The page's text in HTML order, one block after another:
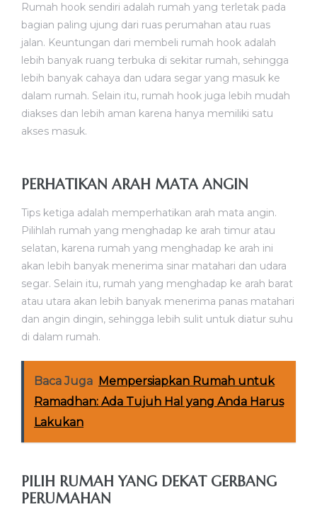
Rumah hook sendiri adalah rumah yang terletak pada
bagian paling ujung dari ruas perumahan atau ruas
jalan. Keuntungan dari membeli rumah hook adalah
lebih banyak ruang terbuka di sekitar rumah, sehingga
lebih banyak cahaya dan udara segar yang masuk ke
dalam rumah. Selain itu, rumah hook juga lebih mudah
diakses dan lebih aman karena hanya memiliki satu
akses masuk.
PERHATIKAN ARAH MATA ANGIN
Tips ketiga adalah memperhatikan arah mata angin.
Pilihlah rumah yang menghadap ke arah timur atau
selatan, karena rumah yang menghadap ke arah ini
akan lebih banyak menerima sinar matahari dan udara
segar. Selain itu, rumah yang menghadap ke arah barat
atau utara akan lebih banyak menerima panas matahari
dan angin dingin, sehingga lebih sulit untuk diatur suhu
di dalam rumah.
Baca Juga Mempersiapkan Rumah untuk
Ramadhan: Ada Tujuh Hal yang Anda Harus
Lakukan
PILIH RUMAH YANG DEKAT GERBANG
PERUMAHAN